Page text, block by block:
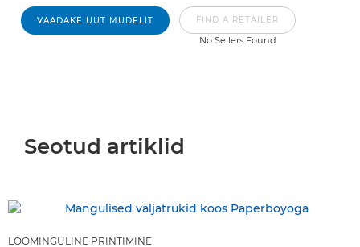
VAADAKE UUT MUDELIT FIND A RETAILER
No Sellers Found
Seotud artiklid
LOOMINGULINE PRINTIMINE